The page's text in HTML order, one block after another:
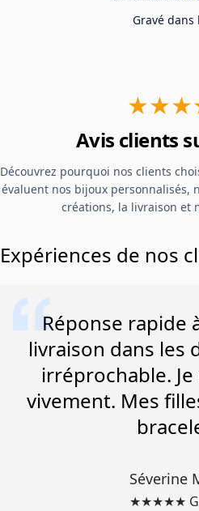
Gravé dans
Avis clients
Découvrez pourquoi nos clients
évaluent nos bijoux personnalisés,
créations, la livraison et
Expériences de nos
Réponse rapide
livraison dans les
irréprochable.
vivement. Mes
Séverine
★★★★★